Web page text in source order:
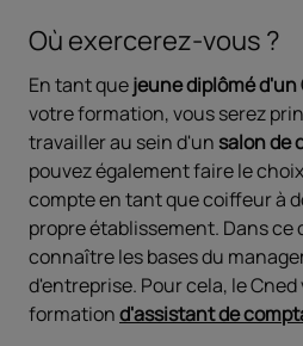
Où exercerez-vous ?
En tant quejeune diplômé d'un
votre formation, vous serez
travailler au sein d'unsalon de
pouvez également faire le
compte en tant que coiffeur à
propre établissement. Dans ce
connaître les bases du
d'entreprise. Pour cela, le
formationd'assistant de